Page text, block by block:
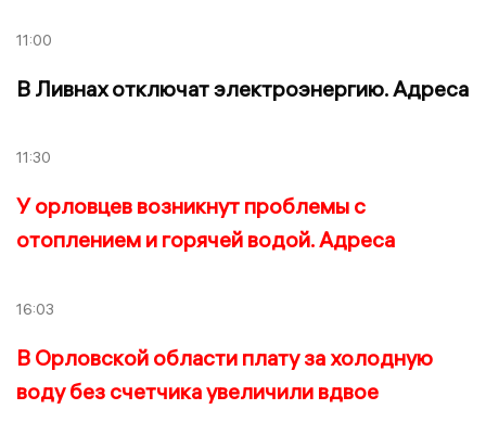
11:00
В Ливнах отключат электроэнергию. Адреса
11:30
У орловцев возникнут проблемы с
отоплением и горячей водой. Адреса
16:03
В Орловской области плату за холодную
воду без счетчика увеличили вдвое